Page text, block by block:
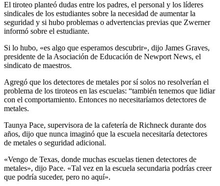
El tiroteo planteó dudas entre los padres, el personal y los líderes
sindicales de los estudiantes sobre la necesidad de aumentar la
seguridad y si hubo problemas o advertencias previas que Zwerner
informó sobre el estudiante.
Si lo hubo, «es algo que esperamos descubrir», dijo James Graves,
presidente de la Asociación de Educación de Newport News, el
sindicato de maestros.
Agregó que los detectores de metales por sí solos no resolverían el
problema de los tiroteos en las escuelas: “también tenemos que lidiar
con el comportamiento. Entonces no necesitaríamos detectores de
metales.
Taunya Pace, supervisora ​​de la cafetería de Richneck durante dos
años, dijo que nunca imaginó que la escuela necesitaría detectores
de metales o seguridad adicional.
«Vengo de Texas, donde muchas escuelas tienen detectores de
metales», dijo Pace. «Tal vez en la escuela secundaria podrías creer
que podría suceder, pero no aquí».